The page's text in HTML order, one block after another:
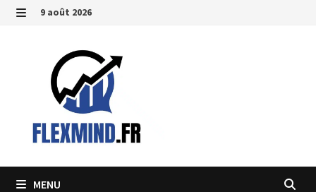
Passer
9 août 2026
MENU